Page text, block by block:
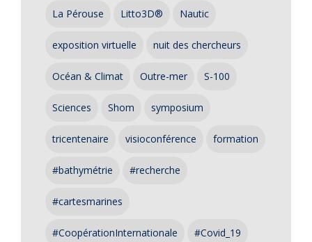
La Pérouse Litto3D® Nautic
exposition virtuelle nuit des chercheurs
Océan & Climat Outre-mer S-100
Sciences Shom symposium
tricentenaire visioconférence formation
#bathymétrie #recherche
#cartesmarines
#CoopérationInternationale #Covid_19